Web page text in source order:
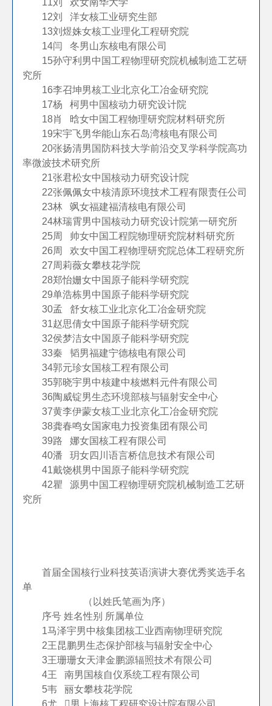
11刘 欢女南华大学
12刘 洋女核工业研究生部
13刘煜姝女核工业理化工程研究院
14闫 冬男山东核电有限公司
15孙守利 男中国工程物理研究院机械制造工艺研
究所
16李召坤男核工业北京化工冶金研究院
17杨 柯男中国核动力研究设计院
18肖 晗女中国工程物理研究院材料研究所
19宋宇飞男华能山东石岛湾核电有限公司
20张扬清男 国防科技大学前沿交叉学科学院高功
率微波技术研究所
21张君松女中国核动力研究设计院
22张佩佩女中核清原环境技术工程有限责任公司
23林 飒女福建福清核电有限公司
24林瑞霄男中国核动力研究设计院第一研究所
25周 帅女中国工程院物理研究院材料研究所
26周 欢女中国工程物理研究院总体工程研究所
27周莉薇女攀枝花学院
28郑怡姗女中国原子能科学研究院
29单浩栋男中国原子能科学研究院
30孟 舒女核工业北京化工冶金研究院
31赵思倩女中国原子能科学研究院
32侯梦洁女中国原子能科学研究院
33秦 韬男福建宁德核电有限公司
34郭元珍女国核工程有限公司
35郭晓宇男中核建中核燃料元件有限公司
36陶威锭男生态环境部核与辐射安全中心
37黄李伊蒙女核工业北京化工冶金研究院
38龚春鸣女国家电力投资集团有限公司
39路 娜女国核工程有限公司
40潘 玥女四川语言桥信息技术有限公司
41戴饶棋男中国原子能科学研究院
42瞿 源男中国工程物理研究院机械制造工艺研
究所
首届全国核行业科技英语演讲大赛优秀奖选手名
单
（以姓氏笔画为序）
序号姓名性别 所属单位
1马泽宇男中核集团核工业西南物理研究院
2王昆鹏男生态保护部核与辐射安全中心
3王珊珊女天津金鹏源辐照技术有限公司
4王 南男 国核自仪系统工程有限公司
5韦 丽女攀枝花学院